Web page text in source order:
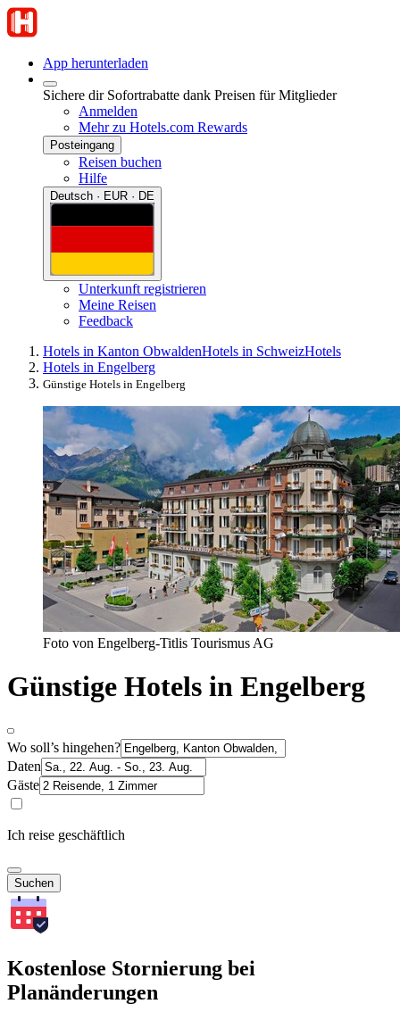
App herunterladen
Sichere dir Sofortrabatte dank Preisen für Mitglieder
Anmelden
Mehr zu Hotels.com Rewards
Posteingang
Reisen buchen
Hilfe
Deutsch · EUR · DE
Unterkunft registrieren
Meine Reisen
Feedback
Hotels in Kanton ObwaldenHotels in SchweizHotels
Hotels in Engelberg
Günstige Hotels in Engelberg
Foto von Engelberg-Titlis Tourismus AG
Günstige Hotels in Engelberg
Wo soll’s hingehen?
Daten
Gäste
Ich reise geschäftlich
Suchen
Kostenlose Stornierung bei
Planänderungen